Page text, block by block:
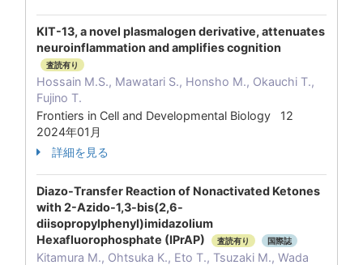
KIT-13, a novel plasmalogen derivative, attenuates
neuroinflammation and amplifies cognition
査読有り
Hossain M.S., Mawatari S., Honsho M., Okauchi T.,
Fujino T.
Frontiers in Cell and Developmental Biology 12
2024年01月
詳細を見る
Diazo-Transfer Reaction of Nonactivated Ketones
with 2-Azido-1,3-bis(2,6-
diisopropylphenyl)imidazolium
Hexafluorophosphate (IPrAP)
査読有り 国際誌
Kitamura M., Ohtsuka K., Eto T., Tsuzaki M., Wada